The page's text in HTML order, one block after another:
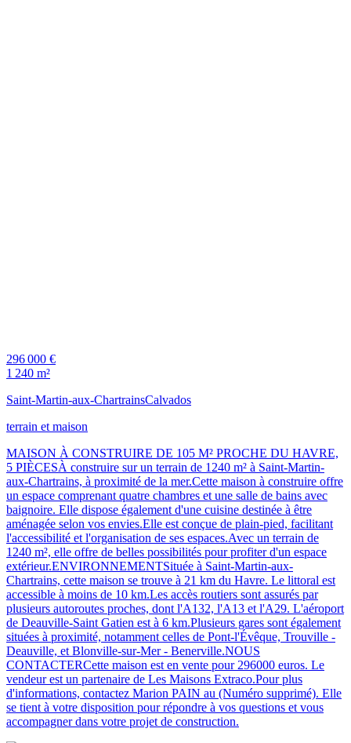
296 000 €
1 240 m²
Saint-Martin-aux-ChartrainsCalvados
terrain et maison
MAISON À CONSTRUIRE DE 105 M² PROCHE DU HAVRE,
5 PIÈCESÀ construire sur un terrain de 1240 m² à Saint-Martin-
aux-Chartrains, à proximité de la mer.Cette maison à construire offre
un espace comprenant quatre chambres et une salle de bains avec
baignoire. Elle dispose également d'une cuisine destinée à être
aménagée selon vos envies.Elle est conçue de plain-pied, facilitant
l'accessibilité et l'organisation de ses espaces.Avec un terrain de
1240 m², elle offre de belles possibilités pour profiter d'un espace
extérieur.ENVIRONNEMENTSituée à Saint-Martin-aux-
Chartrains, cette maison se trouve à 21 km du Havre. Le littoral est
accessible à moins de 10 km.Les accès routiers sont assurés par
plusieurs autoroutes proches, dont l'A132, l'A13 et l'A29. L'aéroport
de Deauville-Saint Gatien est à 6 km.Plusieurs gares sont également
situées à proximité, notamment celles de Pont-l'Évêque, Trouville -
Deauville, et Blonville-sur-Mer - Benerville.NOUS
CONTACTERCette maison est en vente pour 296000 euros. Le
vendeur est un partenaire de Les Maisons Extraco.Pour plus
d'informations, contactez Marion PAIN au (Numéro supprimé). Elle
se tient à votre disposition pour répondre à vos questions et vous
accompagner dans votre projet de construction.